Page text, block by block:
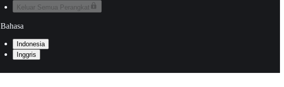
Keluar Semua Perangkat
Bahasa
Indonesia
Inggris